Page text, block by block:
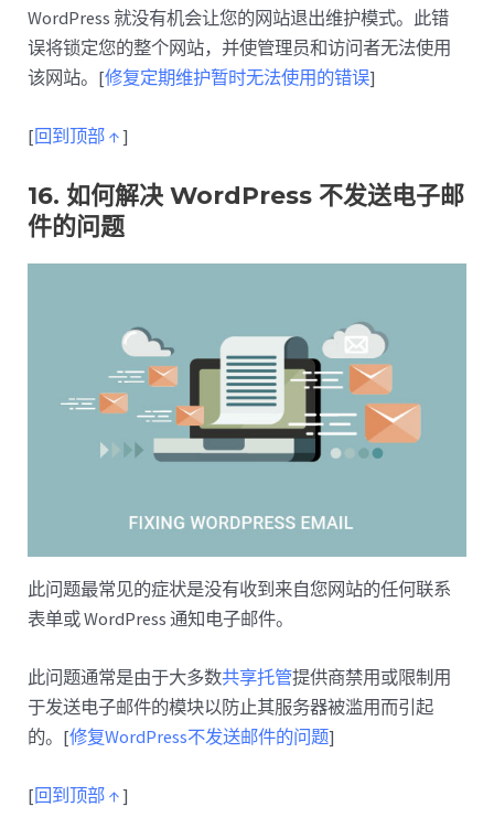
WordPress 就没有机会让您的网站退出维护模式。此错
误将锁定您的整个网站，并使管理员和访问者无法使用
该网站。[修复定期维护暂时无法使用的错误]
[回到顶部 ↑]
16. 如何解决 WordPress 不发送电子邮
件的问题
此问题最常见的症状是没有收到来自您网站的任何联系
表单或 WordPress 通知电子邮件。
此问题通常是由于大多数共享托管提供商禁用或限制用
于发送电子邮件的模块以防止其服务器被滥用而引起
的。[修复WordPress不发送邮件的问题]
[回到顶部 ↑]